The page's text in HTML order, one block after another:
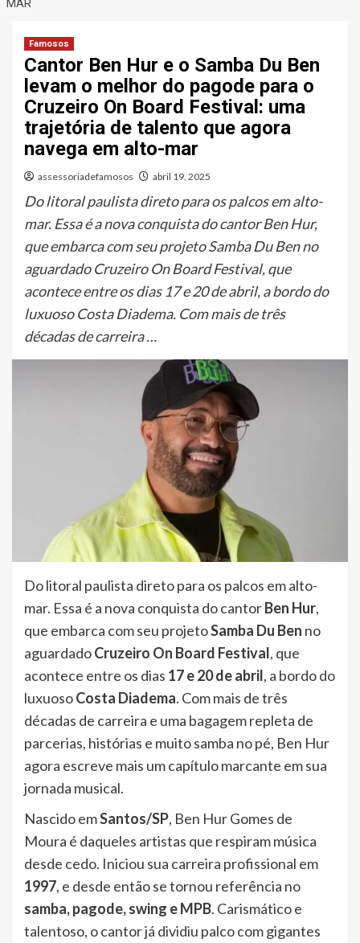
MAR
Famosos
Cantor Ben Hur e o Samba Du Ben
levam o melhor do pagode para o
Cruzeiro On Board Festival: uma
trajetória de talento que agora
navega em alto-mar
assessoriadefamosos abril 19, 2025
Do litoral paulista direto para os palcos em alto-
mar. Essa é a nova conquista do cantor Ben Hur,
que embarca com seu projeto Samba Du Ben no
aguardado Cruzeiro On Board Festival, que
acontece entre os dias 17 e 20 de abril, a bordo do
luxuoso Costa Diadema. Com mais de três
décadas de carreira …
Do litoral paulista direto para os palcos em alto-
mar. Essa é a nova conquista do cantorBen Hur,
que embarca com seu projetoSamba Du Ben no
aguardadoCruzeiro On Board Festival, que
acontece entre os dias 17 e 20 de abril, a bordo do
luxuosoCosta Diadema. Com mais de três
décadas de carreira e uma bagagem repleta de
parcerias, histórias e muito samba no pé, Ben Hur
agora escreve mais um capítulo marcante em sua
jornada musical.
Nascido emSantos/SP, Ben Hur Gomes de
Moura é daqueles artistas que respiram música
desde cedo. Iniciou sua carreira profissional em
1997, e desde então se tornou referência no
samba, pagode, swing e MPB. Carismático e
talentoso, o cantor já dividiu palco com gigantes